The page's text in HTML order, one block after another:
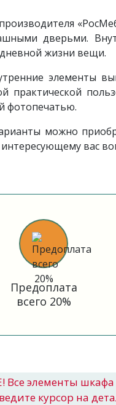
дверьми.
жизни вещи.
элементы
практической
фотопечатью.
можно
вас
Предоплата
всего 20%
элементы
курсор на